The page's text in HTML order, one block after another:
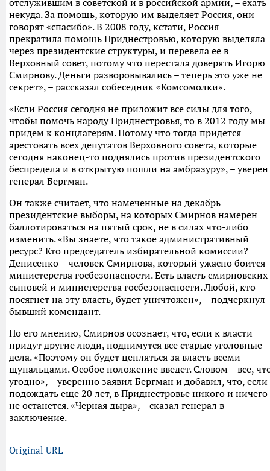
отслужившим в советской и в российской армии, – ехать
некуда. За помощь, которую им выделяет Россия, они
говорят «спасибо». В 2008 году, кстати, Россия
прекратила помощь Приднестровью, которую выделяла
через президентские структуры, и перевела ее в
Верховный совет, потому что перестала доверять Игорю
Смирнову. Деньги разворовывались – теперь это уже не
секрет», – рассказал собеседник «Комсомолки».
«Если Россия сегодня не приложит все силы для того,
чтобы помочь народу Приднестровья, то в 2012 году мы
придем к концлагерям. Потому что тогда придется
арестовать всех депутатов Верховного совета, которые
сегодня наконец-то поднялись против президентского
беспредела и в открытую пошли на амбразуру», – уверен
генерал Бергман.
Он также считает, что намеченные на декабрь
президентские выборы, на которых Смирнов намерен
баллотироваться на пятый срок, не в силах что-либо
изменить. «Вы знаете, что такое административный
ресурс? Кто председатель избирательной комиссии?
Денисенко – человек Смирнова, который ужасно боится
министерства госбезопасности. Есть власть смирновских
сыновей и министерства госбезопасности. Любой, кто
посягнет на эту власть, будет уничтожен», – подчеркнул
бывший комендант.
По его мнению, Смирнов осознает, что, если к власти
придут другие люди, поднимутся все старые уголовные
дела. «Поэтому он будет цепляться за власть всеми
щупальцами. Особое положение введет. Словом – все,
угодно», – уверенно заявил Бергман и добавил, что, если
подождать еще 20 лет, в Приднестровье никого и ничего
не останется. «Черная дыра», – сказал генерал в
заключение.
Original URL